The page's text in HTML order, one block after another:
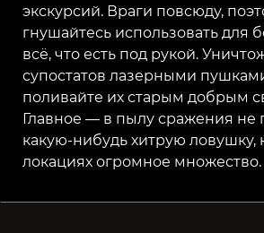
экскурсий. Враги повсюду,
гнушайтесь использовать для
всё, что есть под рукой.
супостатов лазерными
поливайте их старым добрым
Главное — в пылу сражения не
какую-нибудь хитрую ловушку,
локациях огромное множество.